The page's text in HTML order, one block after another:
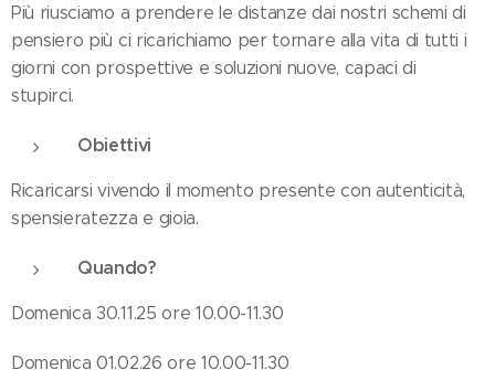
Più riusciamo a prendere le distanze dai nostri schemi di
pensiero più ci ricarichiamo per tornare alla vita di tutti i
giorni con prospettive e soluzioni nuove, capaci di
stupirci.
Obiettivi
Ricaricarsi vivendo il momento presente con autenticità,
spensieratezza e gioia.
Quando?
Domenica 30.11.25 ore 10.00-11.30
Domenica 01.02.26 ore 10.00-11.30